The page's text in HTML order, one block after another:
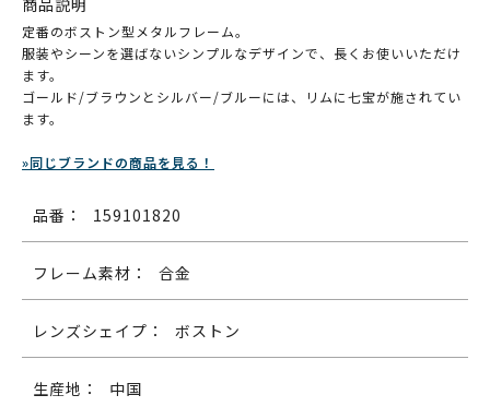
商品説明
定番のボストン型メタルフレーム。
服装やシーンを選ばないシンプルなデザインで、長くお使いいただけ
ます。
ゴールド/ブラウンとシルバー/ブルーには、リムに七宝が施されてい
ます。
»同じブランドの商品を見る！
品番： 159101820
フレーム素材： 合金
レンズシェイプ： ボストン
生産地： 中国